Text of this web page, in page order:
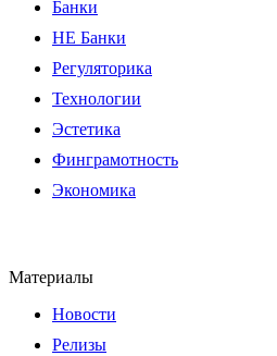
Банки
НЕ Банки
Регуляторика
Технологии
Эстетика
Финграмотность
Экономика
Материалы
Новости
Релизы